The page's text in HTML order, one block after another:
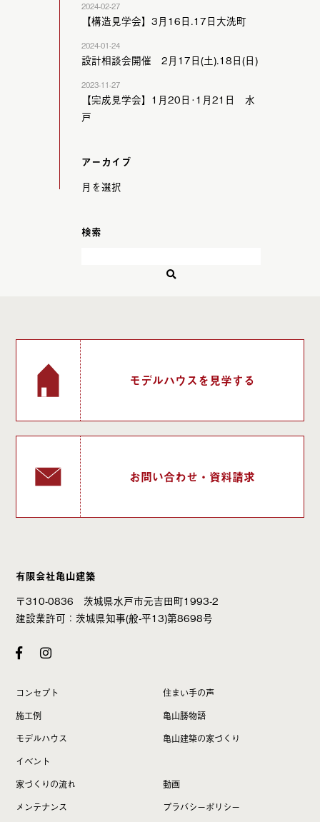
2024-02-27
【構造見学会】3月16日.17日大洗町
2024-01-24
設計相談会開催 2月17日(土).18日(日)
2023-11-27
【完成見学会】1月20日･1月21日 水
戸
アーカイブ
検索
有限会社亀山建築
〒310-0836 茨城県水戸市元吉田町1993-2
建設業許可：茨城県知事(般-平13)第8698号
コンセプト
施工例
モデルハウス
イベント
住まい手の声
亀山勝物語
亀山建築の家づくり
家づくりの流れ
メンテナンス
動画
プラバシーポリシー
モデルハウスを見学する
お問い合わせ・資料請求